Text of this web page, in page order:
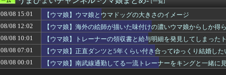
【FGO】邪馬台国の魔王。卑弥呼の強化つよい…デスチェンジしないなら最適
【悲報】Bungie Marathonのwikiサイト、あまりの過疎っぷりにデ...
PlayStation®のキャラクターたちは、みんなで海に行くそうですよ🚃
『MARVEL Tōkon: Fighting Souls』デッドプールになら...
【朗報】金曜ロードショーで8番出口が地上波初放送wwwwwwwww
シュート選手が結婚を発表、ネモ選手とウメハラ選手が婚姻届の証人に。
【ウマ娘】ライトオの水着は叡智なスリングショットじゃなくて多分これ。
【朗報】SAROS、完売！
[一覧]
08/08 15:01
【ウマ娘】ウマ娘とウマドッグの大きさのイメージ
08/08 12:02
【ウマ娘】海外の絵師が描いた味付けの濃いウマ娘からしか得
08/08 10:01
【ウマ娘】トレーナーの領収書と給与明細を発見してしまった
08/08 07:01
【ウマ娘】正直ダンツと5年くらい付き合ってゆっくり結婚した
08/08 00:01
【ウマ娘】南武線通勤してる一流トレーナーをキングと一緒に